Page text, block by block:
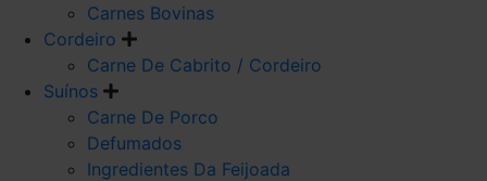
Carnes Bovinas
Cordeiro
Carne De Cabrito / Cordeiro
Suínos
Carne De Porco
Defumados
Ingredientes Da Feijoada